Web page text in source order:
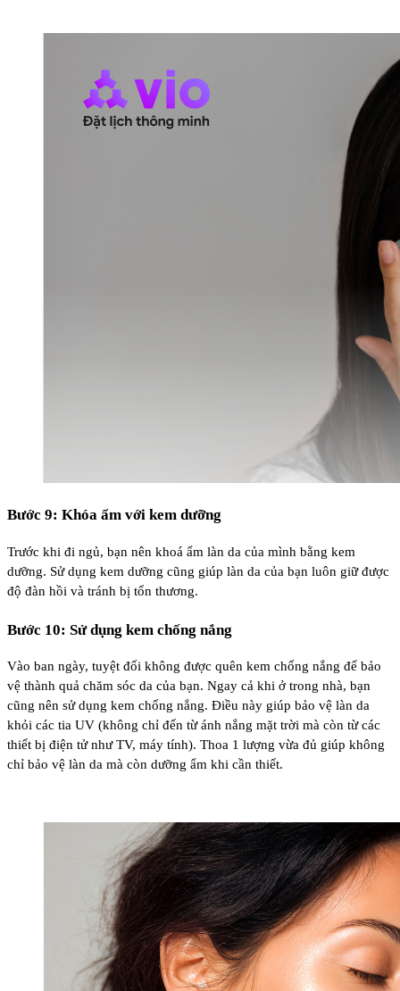
Bước 9: Khóa ẩm với kem dưỡng
Trước khi đi ngủ, bạn nên khoá ẩm làn da của mình bằng kem
dưỡng. Sử dụng kem dưỡng cũng giúp làn da của bạn luôn giữ được
độ đàn hồi và tránh bị tổn thương.
Bước 10: Sử dụng kem chống nắng
Vào ban ngày, tuyệt đối không được quên kem chống nắng để bảo
vệ thành quả chăm sóc da của bạn. Ngay cả khi ở trong nhà, bạn
cũng nên sử dụng kem chống nắng. Điều này giúp bảo vệ làn da
khỏi các tia UV (không chỉ đến từ ánh nắng mặt trời mà còn từ các
thiết bị điện tử như TV, máy tính). Thoa 1 lượng vừa đủ giúp không
chỉ bảo vệ làn da mà còn dưỡng ẩm khi cần thiết.